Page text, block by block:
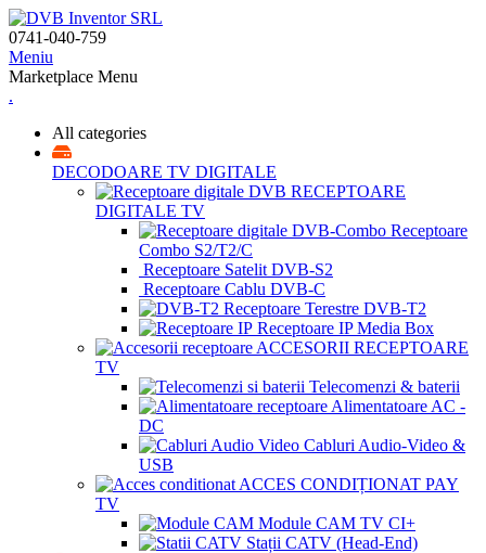
0741-040-759
Meniu
Marketplace Menu
.
All categories
DECODOARE TV DIGITALE
RECEPTOARE
DIGITALE TV
Receptoare
Combo S2/T2/C
Receptoare Satelit DVB-S2
Receptoare Cablu DVB-C
Receptoare Terestre DVB-T2
Receptoare IP Media Box
ACCESORII RECEPTOARE
TV
Telecomenzi & baterii
Alimentatoare AC -
DC
Cabluri Audio-Video &
USB
ACCES CONDIȚIONAT PAY
TV
Module CAM TV CI+
Stații CATV (Head-End)